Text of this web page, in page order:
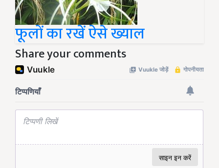
फूलों का रखें ऐसे ख्याल
Share your comments